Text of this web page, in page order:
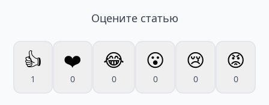
Оцените статью
👍
1
❤️
0
😂
0
😮
0
😢
0
😡
0